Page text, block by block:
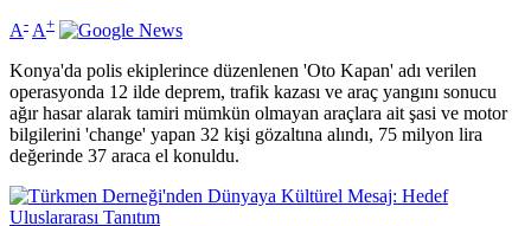
A- A+
Konya'da polis ekiplerince düzenlenen 'Oto Kapan' adı verilen
operasyonda 12 ilde deprem, trafik kazası ve araç yangını sonucu
ağır hasar alarak tamiri mümkün olmayan araçlara ait şasi ve motor
bilgilerini 'change' yapan 32 kişi gözaltına alındı, 75 milyon lira
değerinde 37 araca el konuldu.